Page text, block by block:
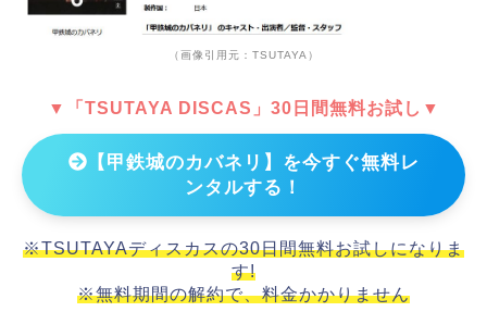
（画像引用元：TSUTAYA）
▼「TSUTAYA DISCAS」30日間無料お試し▼
【甲鉄城のカバネリ】を今すぐ無料レ
ンタルする！
※TSUTAYAディスカスの30日間無料お試しになりま
す!
※無料期間の解約で、料金かかりません